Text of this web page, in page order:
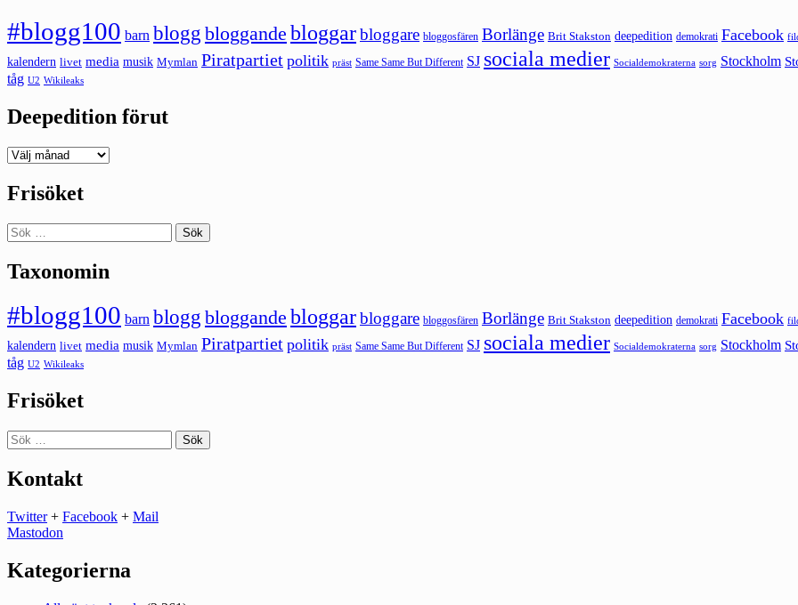
#blogg100 barn blogg bloggande bloggarbloggare bloggosfären Borlänge Brit Stakston deepedition demokrati Facebook
kalendern livet media musik Mymlan Piratpartiet politik präst Same Same But Different SJ sociala medier Socialdemokraterna sorg Stockholm
tåg U2 Wikileaks
Deepedition förut
Deepedition
Frisöket
Sök
efter:
Taxonomin
#blogg100 barn blogg bloggande bloggarbloggare bloggosfären Borlänge Brit Stakston deepedition demokrati Facebook
kalendern livet media musik Mymlan Piratpartiet politik präst Same Same But Different SJ sociala medier Socialdemokraterna sorg Stockholm
tåg U2 Wikileaks
Frisöket
Sök
efter:
Kontakt
Twitter+ Facebook + Mail
Mastodon
Kategorierna